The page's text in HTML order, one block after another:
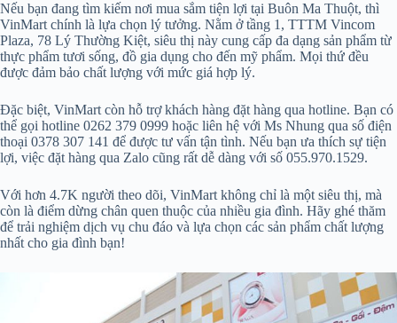
Nếu bạn đang tìm kiếm nơi mua sắm tiện lợi tại Buôn Ma Thuột, thì
VinMart chính là lựa chọn lý tưởng. Nằm ở tầng 1, TTTM Vincom
Plaza, 78 Lý Thường Kiệt, siêu thị này cung cấp đa dạng sản phẩm từ
thực phẩm tươi sống, đồ gia dụng cho đến mỹ phẩm. Mọi thứ đều
được đảm bảo chất lượng với mức giá hợp lý.
Đặc biệt, VinMart còn hỗ trợ khách hàng đặt hàng qua hotline. Bạn có
thể gọi hotline 0262 379 0999 hoặc liên hệ với Ms Nhung qua số điện
thoại 0378 307 141 để được tư vấn tận tình. Nếu bạn ưa thích sự tiện
lợi, việc đặt hàng qua Zalo cũng rất dễ dàng với số 055.970.1529.
Với hơn 4.7K người theo dõi, VinMart không chỉ là một siêu thị, mà
còn là điểm dừng chân quen thuộc của nhiều gia đình. Hãy ghé thăm
để trải nghiệm dịch vụ chu đáo và lựa chọn các sản phẩm chất lượng
nhất cho gia đình bạn!